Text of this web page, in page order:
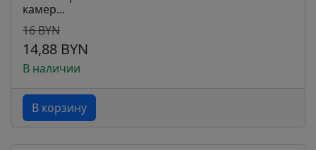
камер...
16 BYN
14,88 BYN
В наличии
В корзину